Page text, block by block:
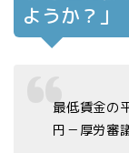
ようか？」
最低賃金の
円－厚労審